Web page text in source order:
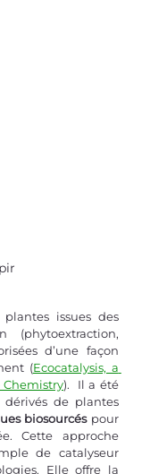
(phytoextraction,
d’une façon
(Ecocatalysis, a
).  Il a été
de plantes
biosourcés pour
Cette approche
de catalyseur
Elle offre la